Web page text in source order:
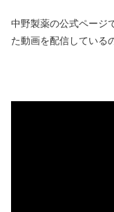
中野製薬の公式ページ
た動画を配信している